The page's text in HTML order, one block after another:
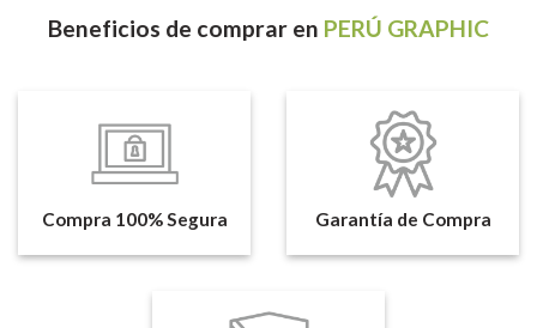
Beneficios de comprar en PERÚ GRAPHIC
Compra 100% Segura Garantía de Compra